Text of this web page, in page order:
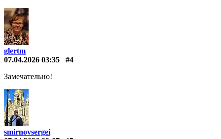
glertm
07.04.2026 03:35
#4
Замечательно!
smirnovsergei